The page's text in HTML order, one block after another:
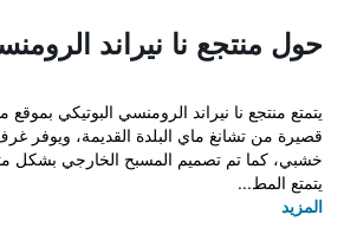
حول منتجع نا نيراند
يتمتع منتجع نا نيراند الرومنسي البوتيكي
قصيرة من تشانغ ماي البلدة القديمة، ويوفر
خشبي، كما تم تصميم المسبح الخارجي بشكل
يتمتع المط...
المزيد